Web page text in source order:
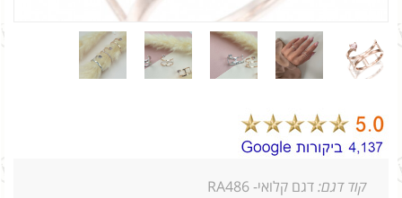
קוד דגם: דגם קלואי- RA486